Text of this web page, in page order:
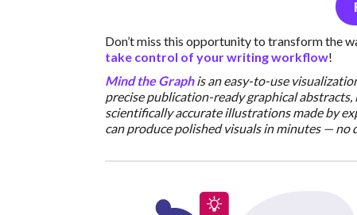
Don’t miss this opportunity to transform the
take control of your writing workflow!
Mind the Graphis an easy-to-use
precise publication-ready graphical
scientifically accurate illustrations made by
can produce polished visuals in minutes — no